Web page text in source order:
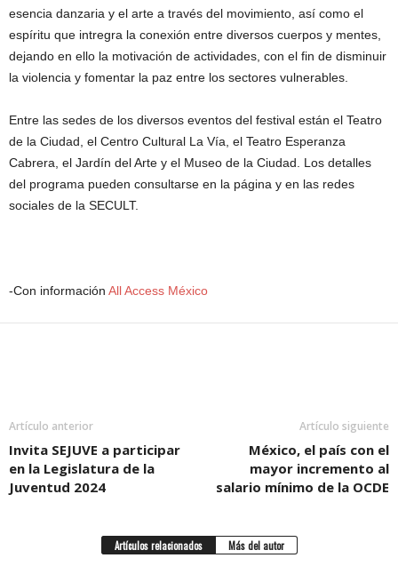
esencia danzaria y el arte a través del movimiento, así como el
espíritu que intregra la conexión entre diversos cuerpos y mentes,
dejando en ello la motivación de actividades, con el fin de disminuir
la violencia y fomentar la paz entre los sectores vulnerables.
Entre las sedes de los diversos eventos del festival están el Teatro
de la Ciudad, el Centro Cultural La Vía, el Teatro Esperanza
Cabrera, el Jardín del Arte y el Museo de la Ciudad. Los detalles
del programa pueden consultarse en la página y en las redes
sociales de la SECULT.
-Con información All Access México
Artículo anterior
Invita SEJUVE a participar
en la Legislatura de la
Juventud 2024
Artículo siguiente
México, el país con el
mayor incremento al
salario mínimo de la OCDE
Artículos relacionados Más del autor